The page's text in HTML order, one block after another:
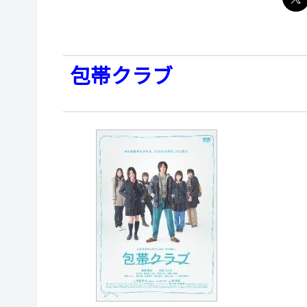
包帯クラブ